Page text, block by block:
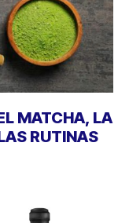
MATCHA, LA
RUTINAS